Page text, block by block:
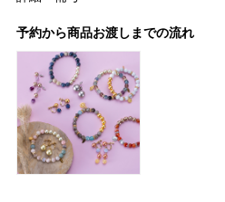
予約から商品お渡しまでの流れ